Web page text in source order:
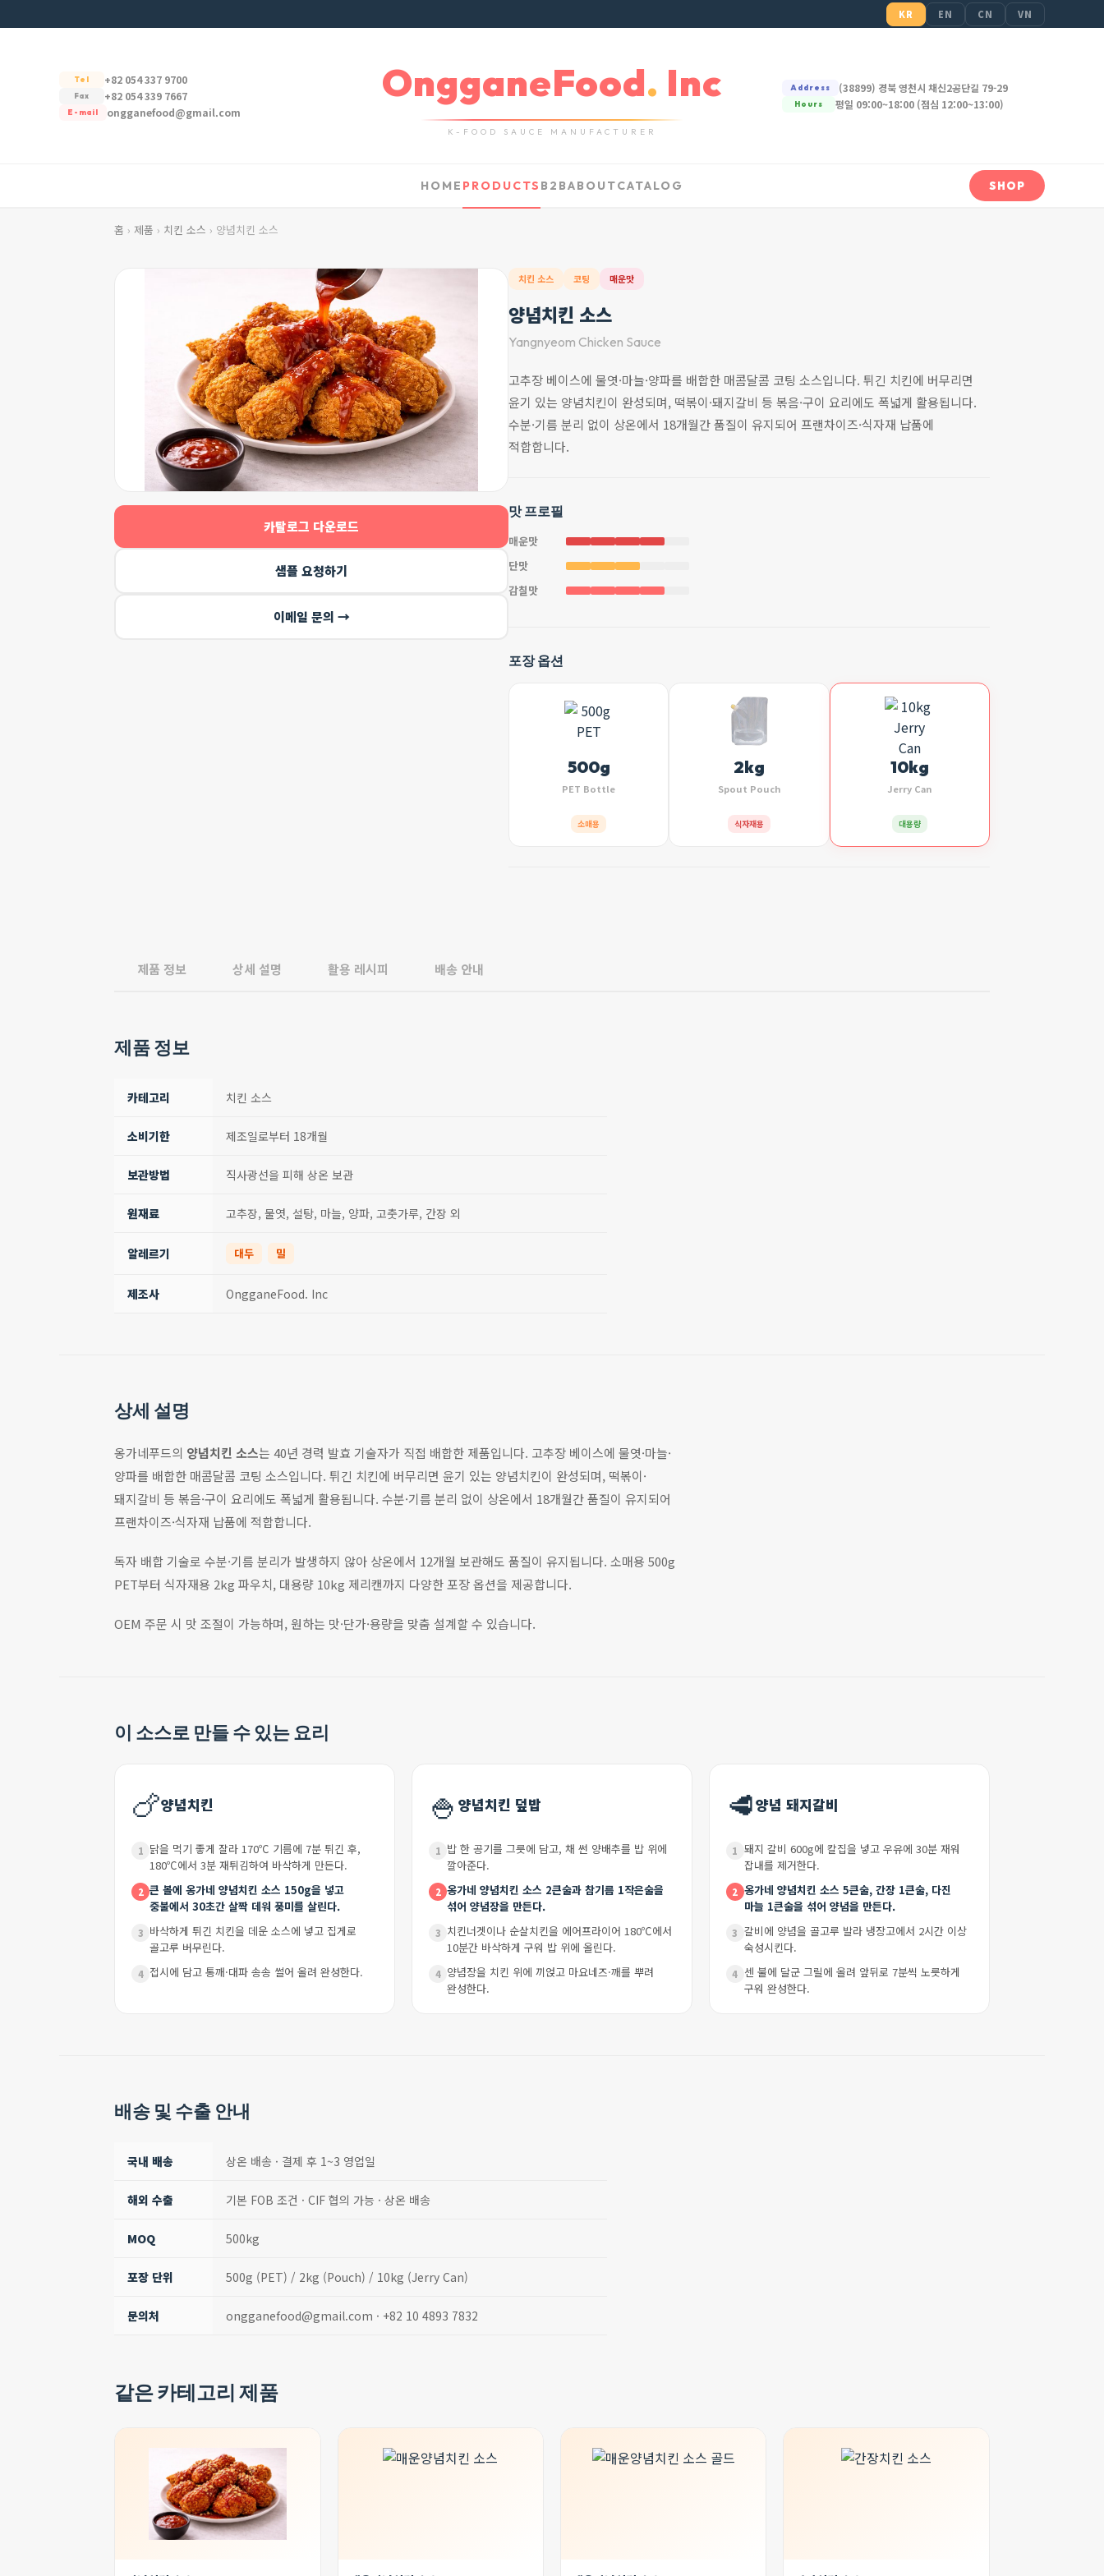
KR EN CN VN
Tel +82 054 337 9700
Fax +82 054 339 7667
E-mail ongganefood@gmail.com
OngganeFood. Inc
K-FOOD SAUCE MANUFACTURER
Address (38899) 경북 영천시 채신2공단길 79-29
Hours 평일 09:00~18:00 (점심 12:00~13:00)
HOME PRODUCTS B2BABOUTCATALOG SHOP
홈 › 제품 › 치킨 소스 › 양념치킨 소스
카탈로그 다운로드
샘플 요청하기
이메일 문의 →
치킨 소스 코팅 매운맛
양념치킨 소스
Yangnyeom Chicken Sauce
고추장 베이스에 물엿·마늘·양파를 배합한 매콤달콤 코팅 소스입니다. 튀긴 치킨에 버무리면
윤기 있는 양념치킨이 완성되며, 떡볶이·돼지갈비 등 볶음·구이 요리에도 폭넓게 활용됩니다.
수분·기름 분리 없이 상온에서 18개월간 품질이 유지되어 프랜차이즈·식자재 납품에
적합합니다.
맛 프로필
매운맛
단맛
감칠맛
포장 옵션
500g
PET Bottle
소매용
2kg
Spout Pouch
식자재용
10kg
Jerry Can
대용량
제품 정보 상세 설명 활용 레시피 배송 안내
제품 정보
카테고리 치킨 소스
소비기한 제조일로부터 18개월
보관방법 직사광선을 피해 상온 보관
원재료 고추장, 물엿, 설탕, 마늘, 양파, 고춧가루, 간장 외
알레르기 대두 밀
제조사 OngganeFood. Inc
상세 설명
옹가네푸드의 양념치킨 소스는 40년 경력 발효 기술자가 직접 배합한 제품입니다. 고추장 베이스에 물엿·마늘·
양파를 배합한 매콤달콤 코팅 소스입니다. 튀긴 치킨에 버무리면 윤기 있는 양념치킨이 완성되며, 떡볶이·
돼지갈비 등 볶음·구이 요리에도 폭넓게 활용됩니다. 수분·기름 분리 없이 상온에서 18개월간 품질이 유지되어
프랜차이즈·식자재 납품에 적합합니다.
독자 배합 기술로 수분·기름 분리가 발생하지 않아 상온에서 12개월 보관해도 품질이 유지됩니다. 소매용 500g
PET부터 식자재용 2kg 파우치, 대용량 10kg 제리캔까지 다양한 포장 옵션을 제공합니다.
OEM 주문 시 맛 조절이 가능하며, 원하는 맛·단가·용량을 맞춤 설계할 수 있습니다.
이 소스로 만들 수 있는 요리
🍗양념치킨
1 닭을 먹기 좋게 잘라 170℃ 기름에 7분 튀긴 후,
180℃에서 3분 재튀김하여 바삭하게 만든다.
2 큰 볼에 옹가네 양념치킨 소스 150g을 넣고
중불에서 30초간 살짝 데워 풍미를 살린다.
3 바삭하게 튀긴 치킨을 데운 소스에 넣고 집게로
골고루 버무린다.
4 접시에 담고 통깨·대파 송송 썰어 올려 완성한다.
🍚양념치킨 덮밥
1 밥 한 공기를 그릇에 담고, 채 썬 양배추를 밥 위에
깔아준다.
2 옹가네 양념치킨 소스 2큰술과 참기름 1작은술을
섞어 양념장을 만든다.
3 치킨너겟이나 순살치킨을 에어프라이어 180℃에서
10분간 바삭하게 구워 밥 위에 올린다.
4 양념장을 치킨 위에 끼얹고 마요네즈·깨를 뿌려
완성한다.
🥩양념 돼지갈비
1 돼지 갈비 600g에 칼집을 넣고 우유에 30분 재워
잡내를 제거한다.
2 옹가네 양념치킨 소스 5큰술, 간장 1큰술, 다진
마늘 1큰술을 섞어 양념을 만든다.
3 갈비에 양념을 골고루 발라 냉장고에서 2시간 이상
숙성시킨다.
4 센 불에 달군 그릴에 올려 앞뒤로 7분씩 노릇하게
구워 완성한다.
배송 및 수출 안내
국내 배송 상온 배송 · 결제 후 1~3 영업일
해외 수출 기본 FOB 조건 · CIF 협의 가능 · 상온 배송
MOQ 500kg
포장 단위 500g (PET) / 2kg (Pouch) / 10kg (Jerry Can)
문의처 ongganefood@gmail.com · +82 10 4893 7832
같은 카테고리 제품